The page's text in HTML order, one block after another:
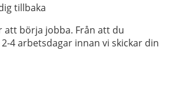
tillbaka
att börja jobba. Från att du
4 arbetsdagar innan vi skickar din